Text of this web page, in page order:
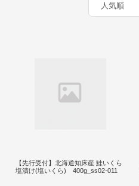
【先行受付】北海道知床産 鮭いくら
塩漬け(塩いくら) 400g_ss02-011